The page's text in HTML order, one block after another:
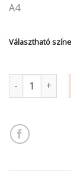
A4
Választható
Filc lap A/4